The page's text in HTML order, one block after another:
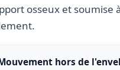
osseux et
hors de